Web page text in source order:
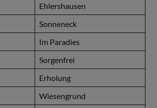
Ehlershausen
Sonneneck
Im Paradies
Sorgenfrei
Erholung
Wiesengrund